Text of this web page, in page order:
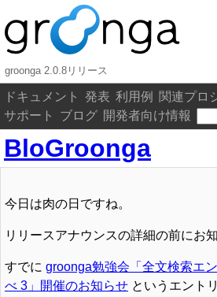
groonga 2.0.8リリース
ドキュメント 発表 利用例 関連プロ
サポート
ブログ 開発者向け情報
BloGroonga
今日は肉の日ですね。
リリースアナウンスの詳細の前にお
すでに groonga勉強会「全文検索エ
べ 3」開催のお知らせ というエント